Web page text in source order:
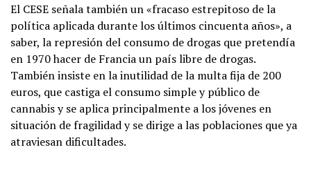
El CESE señala también un «fracaso estrepitoso de la
política aplicada durante los últimos cincuenta años», a
saber, la represión del consumo de drogas que pretendía
en 1970 hacer de Francia un país libre de drogas.
También insiste en la inutilidad de la multa fija de 200
euros, que castiga el consumo simple y público de
cannabis y se aplica principalmente a los jóvenes en
situación de fragilidad y se dirige a las poblaciones que ya
atraviesan dificultades.